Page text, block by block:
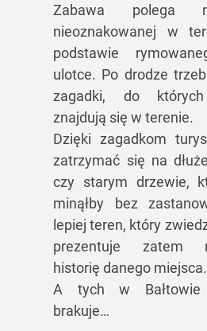
Zabawa polega
nieoznakowanej w
podstawie
ulotce. Po drodze
zagadki, do których
znajdują się w terenie.
Dzięki zagadkom
zatrzymać się na
czy starym drzewie,
minąłby bez
lepiej teren, który
prezentuje zatem
historię danego miejsca.
A tych w Bałtowie
brakuje…